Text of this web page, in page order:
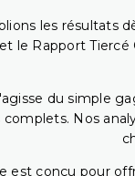
les résultats
le Rapport
du simple
complets. Nos
est conçu pour